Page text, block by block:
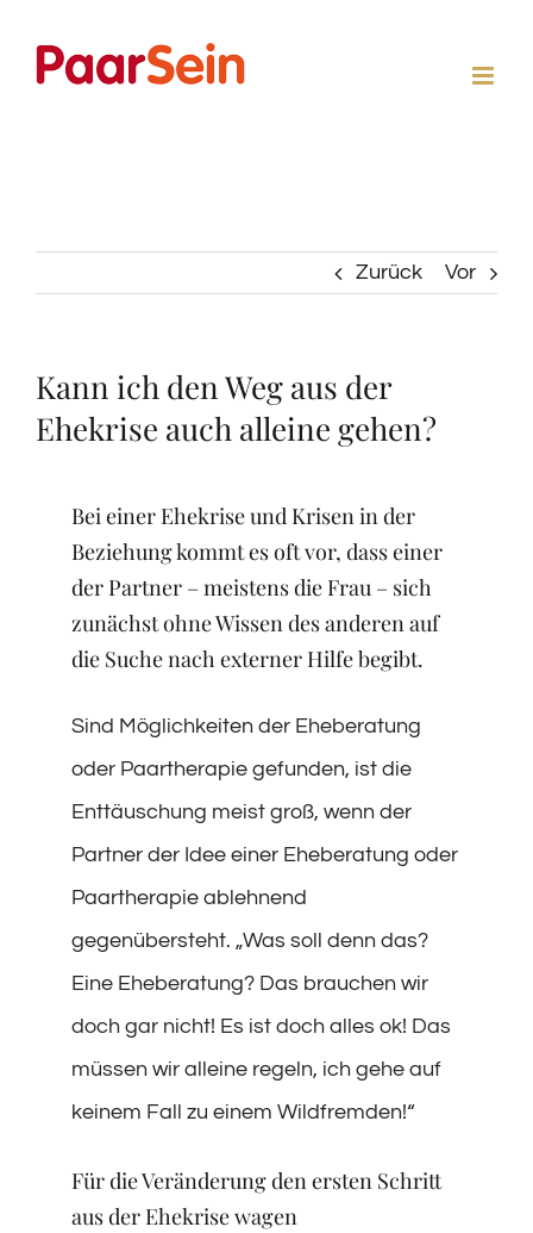
Inhalt
Zurück Vor
Kann ich den Weg aus der
Ehekrise auch alleine gehen?
Bei einer Ehekrise und Krisen in der
Beziehung kommt es oft vor, dass einer
der Partner – meistens die Frau – sich
zunächst ohne Wissen des anderen auf
die Suche nach externer Hilfe begibt.
Sind Möglichkeiten der Eheberatung
oder Paartherapie gefunden, ist die
Enttäuschung meist groß, wenn der
Partner der Idee einer Eheberatung oder
Paartherapie ablehnend
gegenübersteht. „Was soll denn das?
Eine Eheberatung? Das brauchen wir
doch gar nicht! Es ist doch alles ok! Das
müssen wir alleine regeln, ich gehe auf
keinem Fall zu einem Wildfremden!“
Für die Veränderung den ersten Schritt
aus der Ehekrise wagen